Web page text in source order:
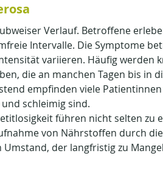
Verlauf. Betroffene
Intervalle. Die Symptome
variieren. Häufig werden
die an manchen Tagen bis in
empfinden viele
schleimig sind.
führen nicht selten zu
von Nährstoffen durch
der langfristig zu